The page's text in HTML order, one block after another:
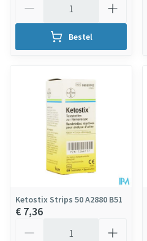
Bestel
Ketostix Strips 50 A2880 B51
€ 7,36